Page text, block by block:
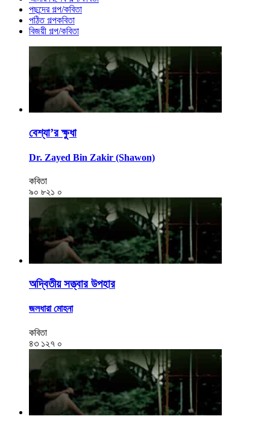
পছন্দের গল্প/কবিতা
পঠিত গল্পকবিতা
বিজয়ী গল্প/কবিতা
বেশ্যা’র ক্ষুধা
Dr. Zayed Bin Zakir (Shawon)
কবিতা
৯০ ৮২১ ০
অদ্বিতীয় সত্ত্বার উপহার
জলধারা মোহনা
কবিতা
৪৩ ১২৭ ০